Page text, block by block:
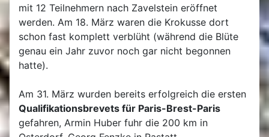
mit 12 Teilnehmern nach Zavelstein eröffnet
werden. Am 18. März waren die Krokusse dort
schon fast komplett verblüht (während die Blüte
genau ein Jahr zuvor noch gar nicht begonnen
hatte).
Am 31. März wurden bereits erfolgreich die ersten
Qualifikationsbrevets für Paris-Brest-Paris
gefahren, Armin Huber fuhr die 200 km in